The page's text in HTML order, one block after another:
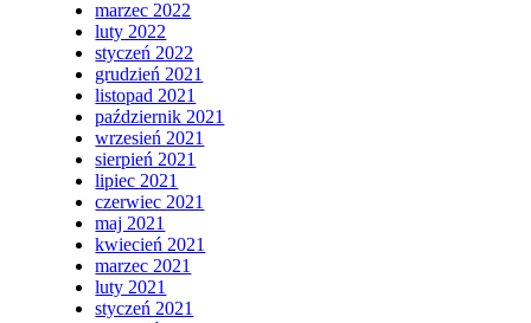
marzec 2022
luty 2022
styczeń 2022
grudzień 2021
listopad 2021
październik 2021
wrzesień 2021
sierpień 2021
lipiec 2021
czerwiec 2021
maj 2021
kwiecień 2021
marzec 2021
luty 2021
styczeń 2021